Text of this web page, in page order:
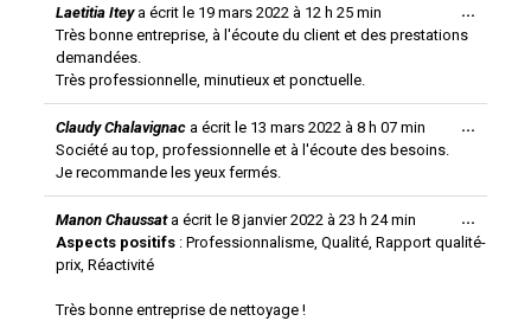
Laetitia Itey a écrit le19 mars 2022 à 12 h 25 min
Très bonne entreprise, à l'écoute du client et des prestations
demandées.
Très professionnelle, minutieux et ponctuelle.
...Ouvrir/
cette
Claudy Chalavignac a écrit le13 mars 2022 à 8 h 07 min
Société au top, professionnelle et à l'écoute des besoins.
Je recommande les yeux fermés.
...Ouvrir/
Manon Chaussat a écrit le8 janvier 2022 à 23 h 24 min
Aspects positifs: Professionnalisme, Qualité, Rapport qualité-
prix, Réactivité
Très bonne entreprise de nettoyage !
...Ouvrir/
cette